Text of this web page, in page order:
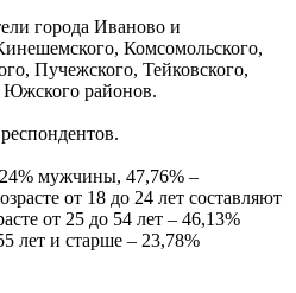
города Иваново и
Комсомольского,
Пучежского, Тейковского,
районов.
мужчины, 47,76% –
от 18 до 24 лет составляют
от 25 до 54 лет – 46,13%
лет и старше – 23,78%